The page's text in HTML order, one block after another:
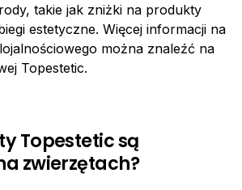
takie jak zniżki na produkty
estetyczne. Więcej informacji na
można znaleźć na
Topestetic.
Topestetic są
zwierzętach?